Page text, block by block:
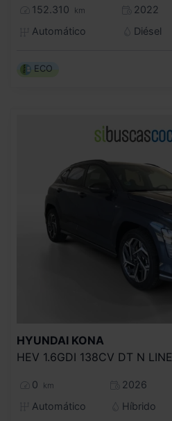
152.310 km
2022
Automático
Diésel
ECO
HYUNDAI KONA
HEV 1.6GDI 138CV DT N LINE
0 km
2026
Automático
Híbrido